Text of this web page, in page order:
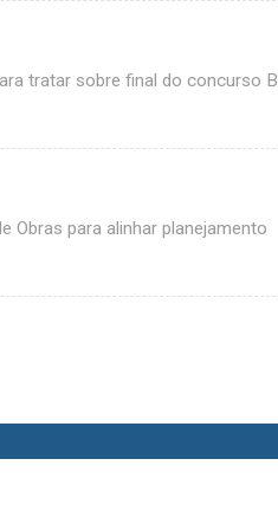
tratar sobre final do concurso
Obras para alinhar planejamento